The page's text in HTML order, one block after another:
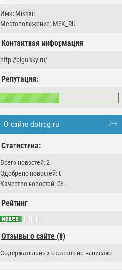
Имя: Mikhail
Местоположение: MSK_RU
Контактная информация
http://pigulsky.ru/
Репутация:
О сайте dotrpg.ru
Статистика:
Всего новостей: 2
Одобрено новостей: 0
Качество новостей: 0%
Рейтинг
Отзывы о сайте (0)
Содержательных отзывов не написано